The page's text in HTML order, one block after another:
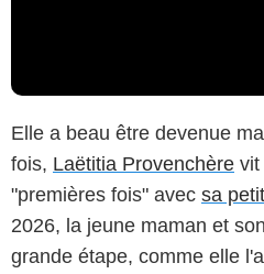
Elle a beau être devenue
fois, Laëtitia Provenchère vit
"premières fois" avec sa
2026, la jeune maman et
grande étape, comme elle